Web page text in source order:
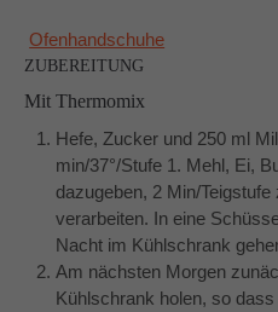
Ofenhandschuhe
ZUBEREITUNG
Mit Thermomix
Hefe, Zucker und 250 ml
min/37°/Stufe 1. Mehl, Ei,
dazugeben, 2 Min/Teigstufe
verarbeiten. In eine
Nacht im Kühlschrank
Am nächsten Morgen
Kühlschrank holen, so